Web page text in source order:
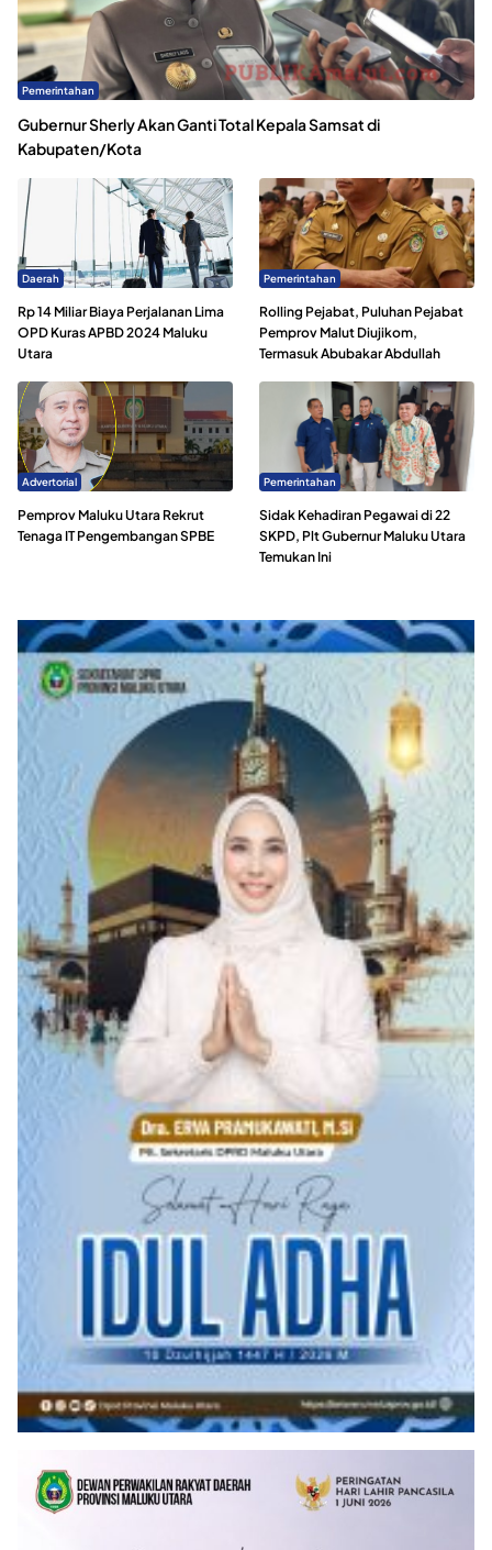
Pemerintahan
Gubernur Sherly Akan Ganti Total Kepala Samsat di
Kabupaten/Kota
Daerah
Rp 14 Miliar Biaya Perjalanan Lima
OPD Kuras APBD 2024 Maluku
Utara
Pemerintahan
Rolling Pejabat, Puluhan Pejabat
Pemprov Malut Diujikom,
Termasuk Abubakar Abdullah
Advertorial
Pemprov Maluku Utara Rekrut
Tenaga IT Pengembangan SPBE
Pemerintahan
Sidak Kehadiran Pegawai di 22
SKPD, Plt Gubernur Maluku Utara
Temukan Ini